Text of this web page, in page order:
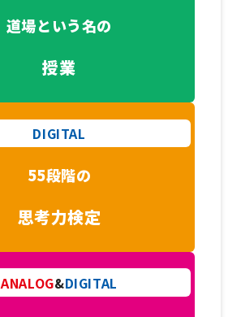
道場という名の
授業
DIGITAL
55段階の
思考力検定
ANALOG&DIGITAL